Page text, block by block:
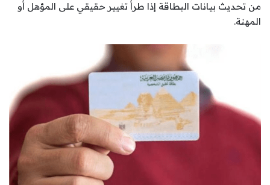
من تحديث بيانات البطاقة إذا طرأ تغيير حقيقي على المؤهل أو
المهنة.